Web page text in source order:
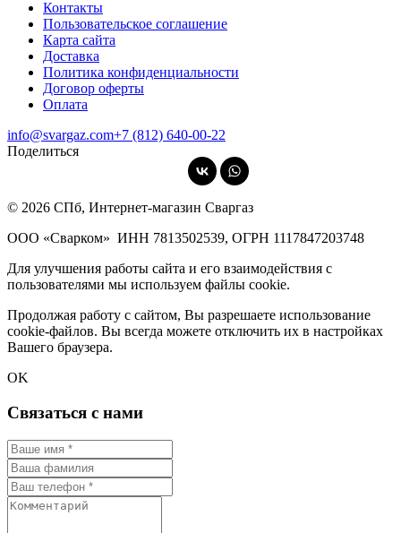
Контакты
Пользовательское соглашение
Карта сайта
Доставка
Политика конфиденциальности
Договор оферты
Оплата
info@svargaz.com+7 (812) 640‑00‑22
Поделиться
© 2026 СПб, Интернет-магазин Сваргаз
ООО «Сварком» ИНН 7813502539, ОГРН 1117847203748
Для улучшения работы сайта и его взаимодействия с
пользователями мы используем файлы cookie.
Продолжая работу с сайтом, Вы разрешаете использование
cookie-файлов. Вы всегда можете отключить их в настройках
Вашего браузера.
OK
Связаться с нами